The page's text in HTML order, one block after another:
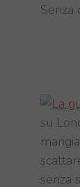
Senza
su
senza